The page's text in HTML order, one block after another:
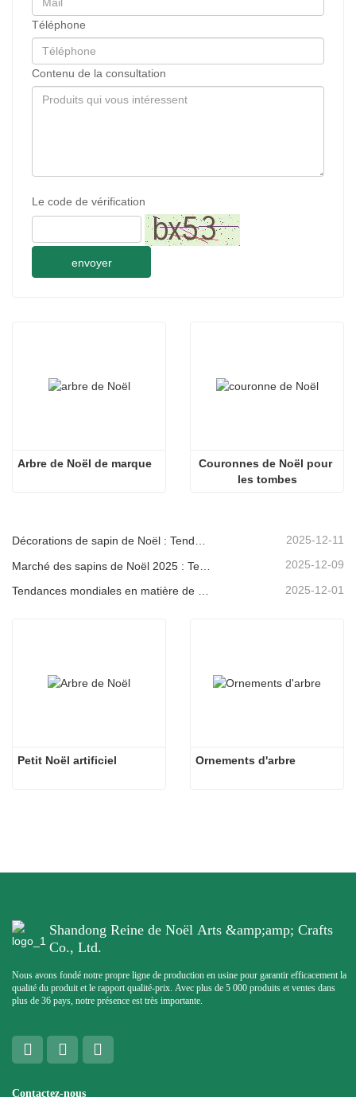
Téléphone
Contenu de la consultation
Le code de vérification
envoyer
Arbre de Noël de marque
Couronnes de Noël pour
les tombes
Décorations de sapin de Noël : Tendances du marché, analyse de la chaîne d'approvisionnement et guide d'achat 2025 2025-12-11
2025-12-09
2025-12-01
Petit Noël artificiel Ornements d'arbre
Shandong Reine de Noël Arts &amp;amp; Crafts
Co., Ltd.
Nous avons fondé notre propre ligne de production en usine pour garantir efficacement la
qualité du produit et le rapport qualité-prix. Avec plus de 5 000 produits et ventes dans
plus de 36 pays, notre présence est très importante.
Contactez-nous